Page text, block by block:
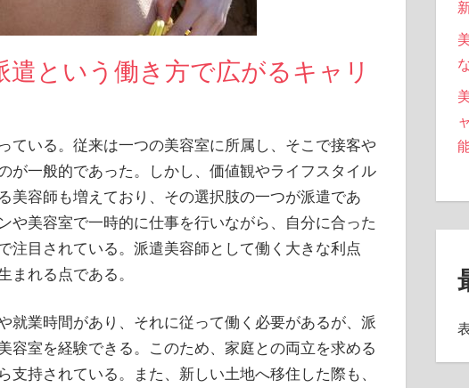
という働き方で広がるキャリ
いる。 従来は一つの美容室に所属し、そこで接客や
が一般的であった。しかし、価値観やライフスタイル
美容師も増えており、その選択肢の一つが派遣であ
や美容室で一時的に仕事を行いながら、自分に合った
注目されている。派遣美容師として働く大きな利点
れる点である。
就業時間があり、それに従って働く必要があるが、派
容室を経験できる。このため、家庭との両立を求める
持されている。また、新しい土地へ移住した際も、